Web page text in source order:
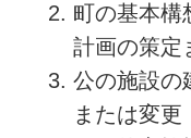
町の基本構
計画の策定
公の施設の
または変更